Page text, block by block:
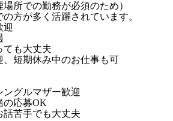
所での勤務が必須のため）
方が多く活躍されています。
迎
も大丈夫
短期休み中のお仕事も可
グルマザー歓迎
応募OK
苦手でも大丈夫